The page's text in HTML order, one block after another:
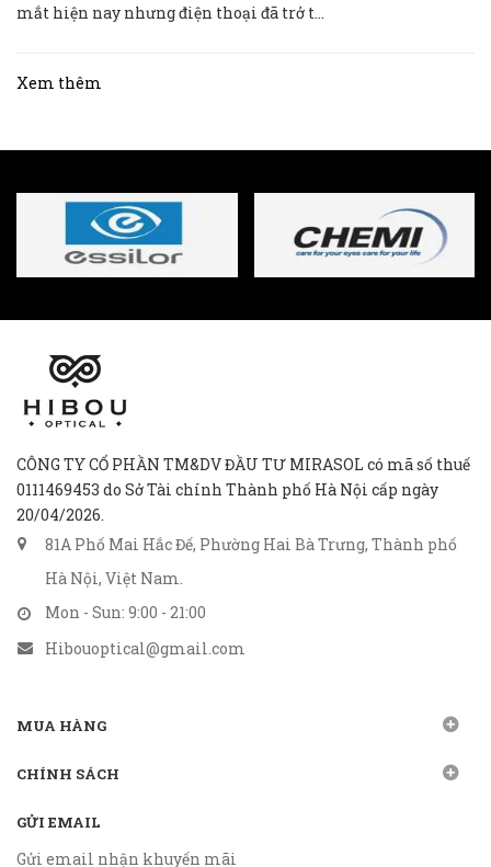
mắt hiện nay nhưng điện thoại đã trở t...
Xem thêm
CÔNG TY CỔ PHẦN TM&DV ĐẦU TƯ MIRASOL có mã số thuế
0111469453 do Sở Tài chính Thành phố Hà Nội cấp ngày
20/04/2026.
81A Phố Mai Hắc Đế, Phường Hai Bà Trưng, Thành phố
Hà Nội, Việt Nam.
Mon - Sun: 9:00 - 21:00
Hibouoptical@gmail.com
MUA HÀNG
CHÍNH SÁCH
GỬI EMAIL
Gửi email nhận khuyến mãi